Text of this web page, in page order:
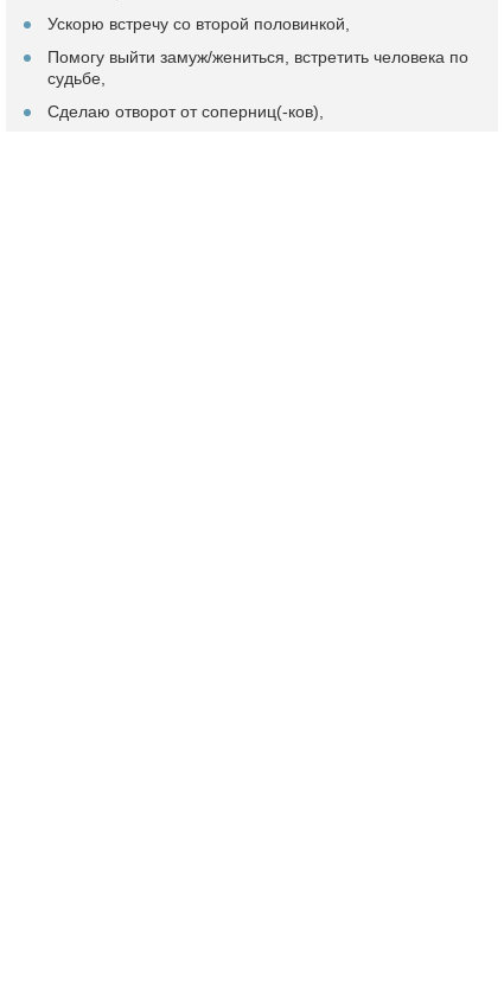
Ускорю встречу со второй половинкой,
Помогу выйти замуж/жениться, встретить человека по
судьбе,
Сделаю отворот от соперниц(-ков),